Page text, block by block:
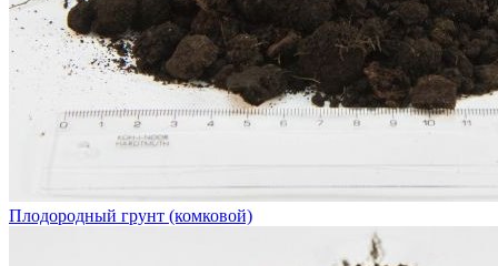
Плодородный грунт (комковой)